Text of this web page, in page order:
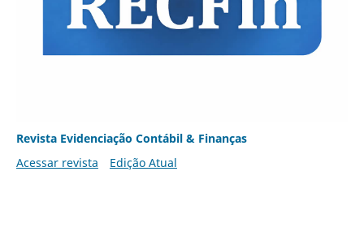
Revista Evidenciação Contábil & Finanças
Acessar revista
Edição Atual